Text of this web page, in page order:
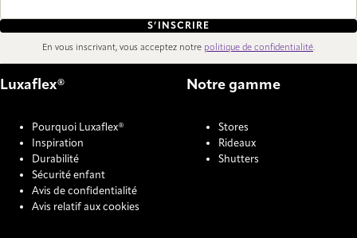
S’INSCRIRE
En vous inscrivant, vous acceptez notre politique de confidentialité.
Luxaflex®
Pourquoi Luxaflex®
Inspiration
Durabilité
Sécurité enfant
Avis de confidentialité
Avis relatif aux cookies
Notre gamme
Stores
Rideaux
Shutters